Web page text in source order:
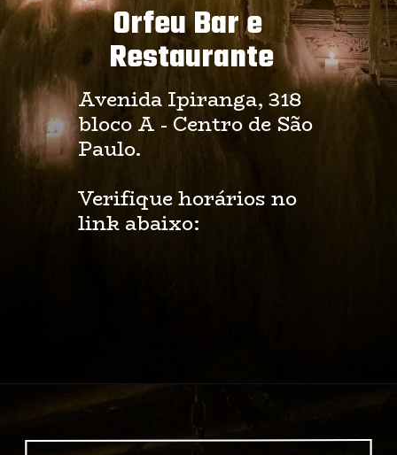
Orfeu Bar e
Restaurante
Avenida Ipiranga, 318
bloco A - Centro de São
Paulo.
Verifique horários no
link abaixo:
Opening https://www.instagram.com/orfeu/